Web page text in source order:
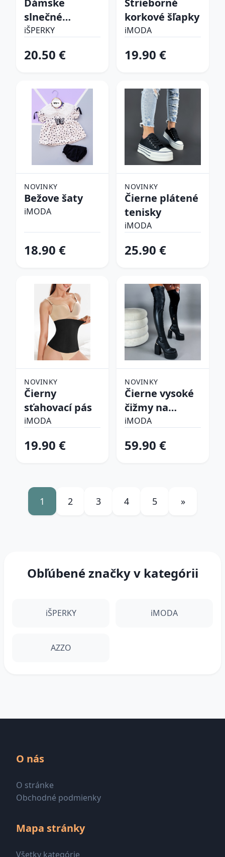
Dámske
slnečné
okuliare
iŠPERKY
20.50 €
Strieborné
korkové šľapky
iMODA
19.90 €
NOVINKY
Bežove šaty
iMODA
18.90 €
NOVINKY
Čierne plátené
tenisky
iMODA
25.90 €
NOVINKY
Čierny
sťahovací pás
iMODA
19.90 €
NOVINKY
Čierne vysoké
čižmy na
platforme
iMODA
59.90 €
1 2 3 4 5 »
Obľúbené značky v kategórii
iŠPERKY iMODA
AZZO
O nás
O stránke
Obchodné podmienky
Mapa stránky
Všetky kategórie